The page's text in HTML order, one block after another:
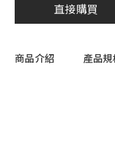
直接購買
商品介紹 產品